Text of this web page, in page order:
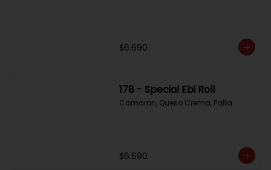
$6.690
178 - Special Ebi Roll
Camaron, Queso Crema, Palta
$6.690